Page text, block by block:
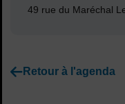
Adresse :
49 rue du Maréchal
Retour à l'agenda